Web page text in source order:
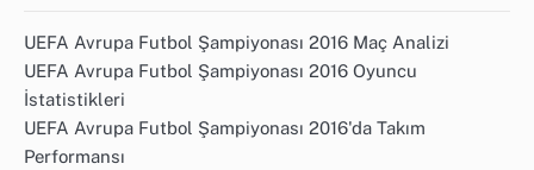
UEFA Avrupa Futbol Şampiyonası 2016 Maç Analizi
UEFA Avrupa Futbol Şampiyonası 2016 Oyuncu
İstatistikleri
UEFA Avrupa Futbol Şampiyonası 2016'da Takım
Performansı